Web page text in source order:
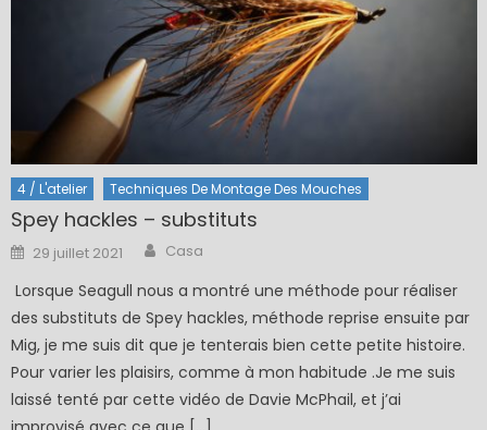
4 / L'atelier Techniques De Montage Des Mouches
Spey hackles – substituts
Posted
on
29 juillet 2021 Author
Casa
Lorsque Seagull nous a montré une méthode pour réaliser
des substituts de Spey hackles, méthode reprise ensuite par
Mig, je me suis dit que je tenterais bien cette petite histoire.
Pour varier les plaisirs, comme à mon habitude .Je me suis
laissé tenté par cette vidéo de Davie McPhail, et j’ai